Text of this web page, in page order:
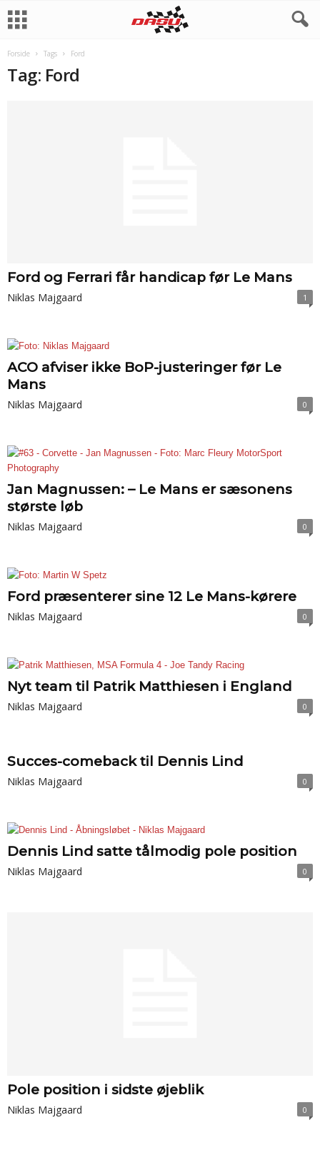
Forside Tags Ford
Tag: Ford
Ford og Ferrari får handicap før Le Mans
Niklas Majgaard 1
ACO afviser ikke BoP-justeringer før Le
Mans
Niklas Majgaard 0
Jan Magnussen: – Le Mans er sæsonens
største løb
Niklas Majgaard 0
Ford præsenterer sine 12 Le Mans-kørere
Niklas Majgaard 0
Nyt team til Patrik Matthiesen i England
Niklas Majgaard 0
Succes-comeback til Dennis Lind
Niklas Majgaard 0
Dennis Lind satte tålmodig pole position
Niklas Majgaard 0
Pole position i sidste øjeblik
Niklas Majgaard 0